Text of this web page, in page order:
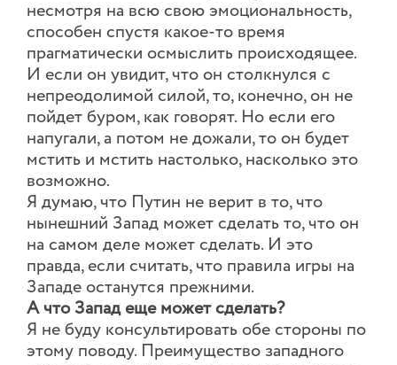
несмотря на всю свою эмоциональность,
способен спустя какое-то время
прагматически осмыслить происходящее.
И если он увидит, что он столкнулся с
непреодолимой силой, то, конечно, он не
пойдет буром, как говорят. Но если его
напугали, а потом не дожали, то он будет
мстить и мстить настолько, насколько это
возможно.
Я думаю, что Путин не верит в то, что
нынешний Запад может сделать то, что он
на самом деле может сделать. И это
правда, если считать, что правила игры на
Западе останутся прежними.
А что Запад еще может сделать?
Я не буду консультировать обе стороны по
этому поводу. Преимущество западного